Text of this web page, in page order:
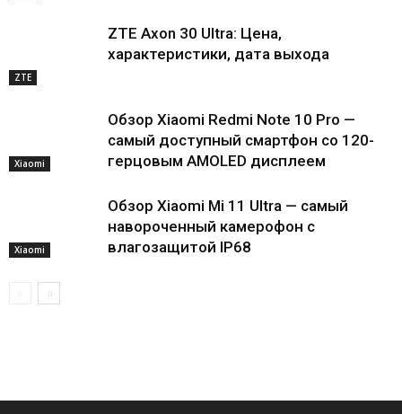
ZTE
ZTE Axon 30 Ultra: Цена,
характеристики, дата выхода
Xiaomi
Обзор Xiaomi Redmi Note 10 Pro —
самый доступный смартфон со 120-
герцовым AMOLED дисплеем
Xiaomi
Обзор Xiaomi Mi 11 Ultra — самый
навороченный камерофон с
влагозащитой IP68